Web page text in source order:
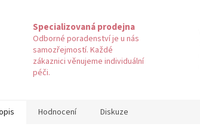
Specializovaná prodejna
Odborné poradenství je u nás
samozřejmostí. Každé
zákaznici věnujeme individuální
péči.
Hodnocení Diskuze